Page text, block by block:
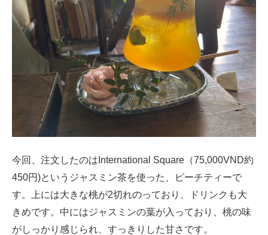
今回、注文したのはInternational Square（75,000VND約
450円)というジャスミン茶を使った、ピーチティーで
す。上には大きな桃が2切れのっており、ドリンクも大
きめです。中にはジャスミンの葉が入っており、桃の味
がしっかり感じられ、すっきりした甘さです。